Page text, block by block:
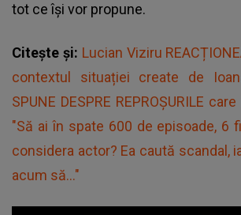
tot ce își vor propune.
Citește și: Lucian Viziru
contextul situației create de
SPUNE DESPRE REPROȘURILE
"Să ai în spate 600 de episoade, 6
considera actor? Ea caută scandal,
acum să..."